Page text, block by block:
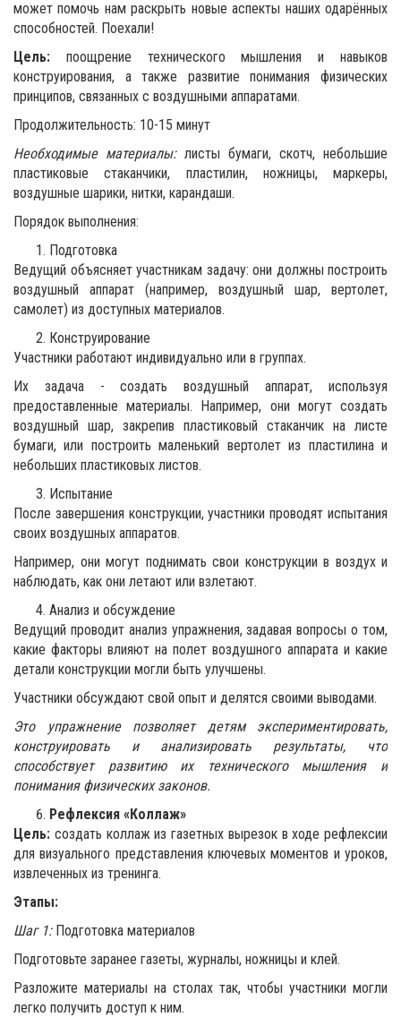
может помочь нам раскрыть новые аспекты наших одарённых
способностей. Поехали!
Цель: поощрение технического мышления и навыков
конструирования, а также развитие понимания физических
принципов, связанных с воздушными аппаратами.
Продолжительность: 10-15 минут
Необходимые материалы:листы бумаги, скотч, небольшие
пластиковые стаканчики, пластилин, ножницы, маркеры,
воздушные шарики, нитки, карандаши.
Порядок выполнения:
Подготовка
Ведущий объясняет участникам задачу: они должны построить
воздушный аппарат (например, воздушный шар, вертолет,
самолет) из доступных материалов.
Конструирование
Участники работают индивидуально или в группах.
Их задача - создать воздушный аппарат, используя
предоставленные материалы. Например, они могут создать
воздушный шар, закрепив пластиковый стаканчик на листе
бумаги, или построить маленький вертолет из пластилина и
небольших пластиковых листов.
Испытание
После завершения конструкции, участники проводят испытания
своих воздушных аппаратов.
Например, они могут поднимать свои конструкции в воздух и
наблюдать, как они летают или взлетают.
Анализ и обсуждение
Ведущий проводит анализ упражнения, задавая вопросы о том,
какие факторы влияют на полет воздушного аппарата и какие
детали конструкции могли быть улучшены.
Участники обсуждают свой опыт и делятся своими выводами.
Это упражнение позволяет детям экспериментировать,
конструировать и анализировать результаты, что
способствует развитию их технического мышления и
понимания физических законов.
Рефлексия «Коллаж»
Цель: создать коллаж из газетных вырезок в ходе рефлексии
для визуального представления ключевых моментов и уроков,
извлеченных из тренинга.
Этапы:
Шаг 1:Подготовка материалов
Подготовьте заранее газеты, журналы, ножницы и клей.
Разложите материалы на столах так, чтобы участники могли
легко получить доступ к ним.